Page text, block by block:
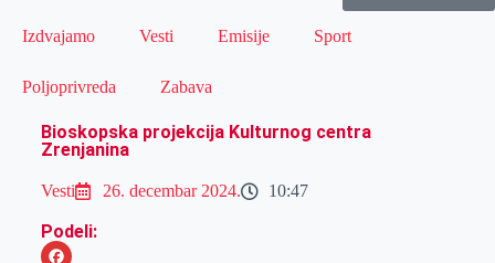
Izdvajamo Vesti Emisije Sport
Poljoprivreda Zabava
Bioskopska projekcija Kulturnog centra
Zrenjanina
Vesti 26. decembar 2024. 10:47
Podeli: